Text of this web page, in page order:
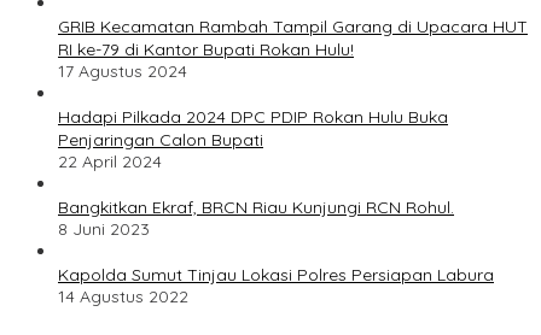
GRIB Kecamatan Rambah Tampil Garang di Upacara HUT
RI ke-79 di Kantor Bupati Rokan Hulu!
17 Agustus 2024
Hadapi Pilkada 2024 DPC PDIP Rokan Hulu Buka
Penjaringan Calon Bupati
22 April 2024
Bangkitkan Ekraf, BRCN Riau Kunjungi RCN Rohul.
8 Juni 2023
Kapolda Sumut Tinjau Lokasi Polres Persiapan Labura
14 Agustus 2022